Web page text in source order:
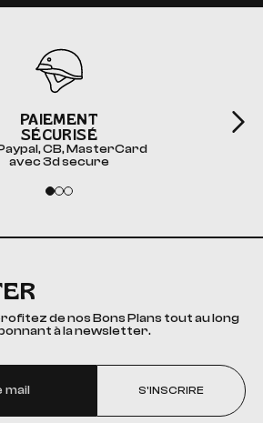
PAIEMENT
SÉCURISÉ
CB, MasterCard
avec 3d secure
de nos Bons Plans tout au long
à la newsletter.
S'INSCRIRE